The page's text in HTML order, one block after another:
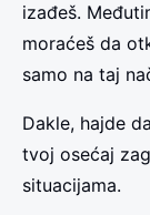
izađeš.
moraćeš da
samo na taj
Dakle, hajde
tvoj osećaj
situacijama.